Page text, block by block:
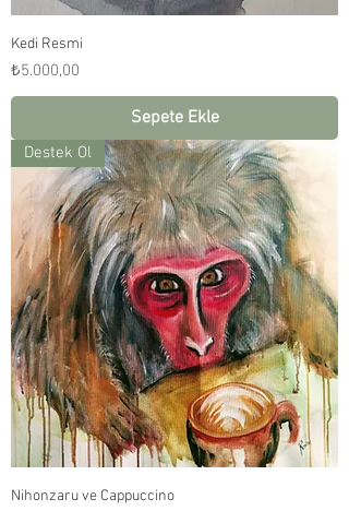
Kedi Resmi
Fiyat
₺5.000,00
Sepete Ekle
Destek Ol
Nihonzaru ve Cappuccino